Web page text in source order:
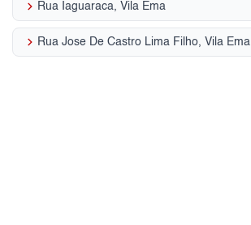
keyboard_arrow_right Rua Iaguaraca, Vila Ema
keyboard_arrow_right Rua Jose De Castro Lima Filho, Vila Ema